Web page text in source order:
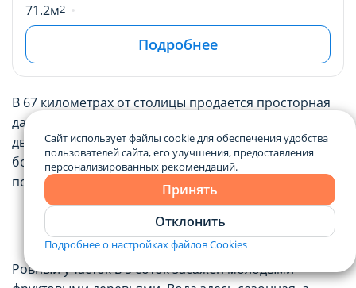
71.2м2
Подробнее
В 67 километрах от столицы продается просторная
дача площадью более 71 квадратного метра. Дом
двухэтажный, на первом уровне установлен
большой камин и печь. Внутренняя отделка
помещений выполнена из дерева.
Ровный участок в 5 соток засажен молодыми
Сайт использует файлы cookie для обеспечения удобства
пользователей сайта, его улучшения, предоставления
персонализированных рекомендаций.
Принять
Отклонить
Подробнее о настройках файлов Cookies